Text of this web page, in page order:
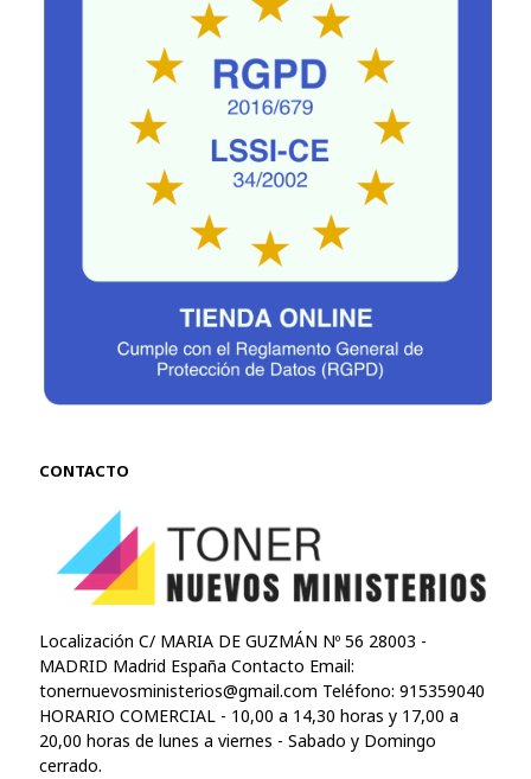
CONTACTO
Localización C/ MARIA DE GUZMÁN Nº 56 28003 -
MADRID Madrid España Contacto Email:
tonernuevosministerios@gmail.com Teléfono: 915359040
HORARIO COMERCIAL - 10,00 a 14,30 horas y 17,00 a
20,00 horas de lunes a viernes - Sabado y Domingo
cerrado.